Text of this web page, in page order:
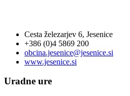
Cesta železarjev 6, Jesenice
+386 (0)4 5869 200
obcina.jesenice@jesenice.si
www.jesenice.si
Uradne ure